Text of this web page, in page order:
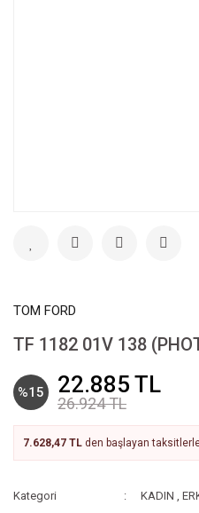
TOM FORD
TF 1182 01V 138
%15 22.885 TL
26.924 TL
7.628,47 TL den başlayan
Kategori KADIN ,